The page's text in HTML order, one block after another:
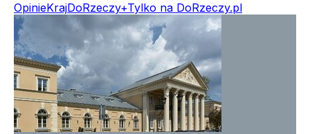
OpinieKrajDoRzeczy+Tylko na DoRzeczy.pl